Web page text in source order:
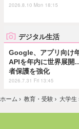
2026.8.10 Mon 18:15
デジタル生活
Google、アプリ向け
APIを年内に世界展開
者保護を強化
2026.7.31 Fri 13:45
ホーム › 教育・受験 › 大学生